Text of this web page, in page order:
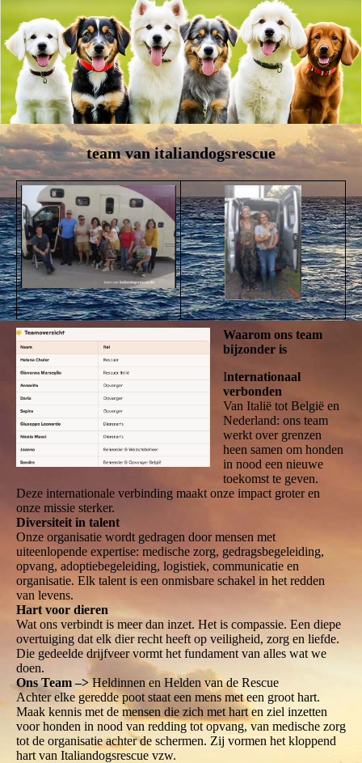
team van italiandogsrescue
Waarom ons team
bijzonder is
Internationaal
verbonden
Van Italië tot België en
Nederland: ons team
werkt over grenzen
heen samen om honden
in nood een nieuwe
toekomst te geven.
Deze internationale verbinding maakt onze impact groter en
onze missie sterker.
Diversiteit in talent
Onze organisatie wordt gedragen door mensen met
uiteenlopende expertise: medische zorg, gedragsbegeleiding,
opvang, adoptiebegeleiding, logistiek, communicatie en
organisatie. Elk talent is een onmisbare schakel in het redden
van levens.
Hart voor dieren
Wat ons verbindt is meer dan inzet. Het is compassie. Een diepe
overtuiging dat elk dier recht heeft op veiligheid, zorg en liefde.
Die gedeelde drijfveer vormt het fundament van alles wat we
doen.
Ons Team –>Heldinnen en Helden van de Rescue
Achter elke geredde poot staat een mens met een groot hart.
Maak kennis met de mensen die zich met hart en ziel inzetten
voor honden in nood van redding tot opvang, van medische zorg
tot de organisatie achter de schermen. Zij vormen het kloppend
hart van Italiandogsrescue vzw.